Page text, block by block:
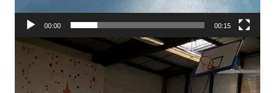
00:00 00:15
Lecteur
vidéo